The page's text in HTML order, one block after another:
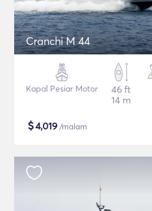
Cranchi M 44
Kapal Pesiar Motor
46 ft
14 m
$4,019 /malam